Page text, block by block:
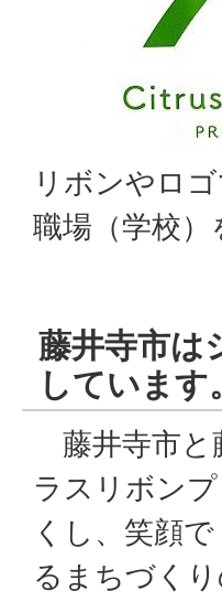
リボンやロ
職場（学校）
藤井寺市は
していま
藤井寺市と
ラスリボン
くし、笑顔
るまちづく